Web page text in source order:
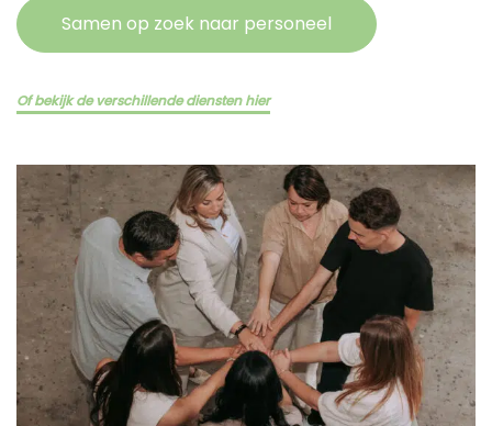
Samen op zoek naar personeel
Of bekijk de verschillende diensten hier